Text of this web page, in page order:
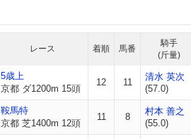
レース 着順 馬番
騎手
(斤量)
5歳上
京都 ダ1200m 15頭
12 11
清水 英次
(57.0)
鞍馬特
京都 芝1400m 12頭
11 8
村本 善之
(55.0)